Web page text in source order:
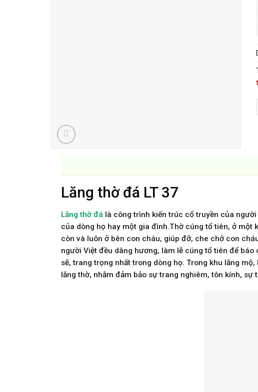
Lăng thờ đá LT 37
Lăng thờ đá là công trình kiến trúc cổ truyền của
của dòng họ hay một gia đình.Thờ cúng tổ tiên, ở một
còn và luôn ở bên con cháu, giúp đỡ, che chở con
người Việt đều dâng hương, làm lễ cúng tổ tiên để
sẽ, trang trọng nhất trong dòng họ. Trong khu lăng
lăng thờ, nhằm đảm bảo sự trang nghiêm, tôn kính,